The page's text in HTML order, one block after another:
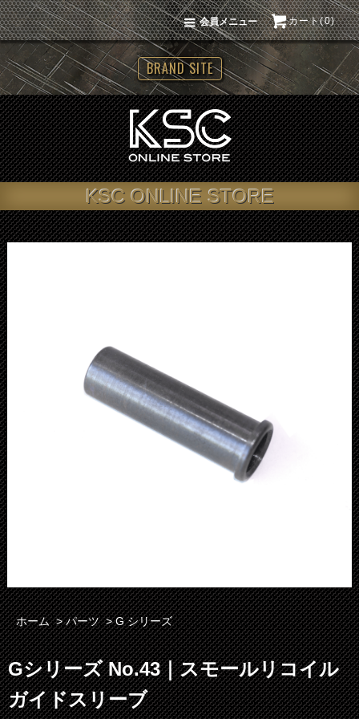
カート(0)
会員メニュー
BRAND SITE
KSC ONLINE STORE
ホーム >パーツ >G シリーズ
Gシリーズ No.43｜スモールリコイル
ガイドスリーブ